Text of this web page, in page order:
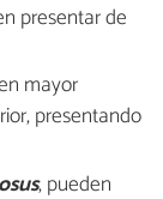
presentar de
mayor
presentando
, pueden